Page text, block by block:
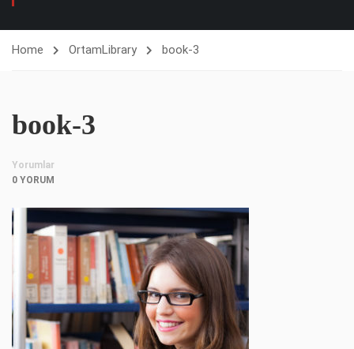
Home OrtamLibrary book-3
book-3
Yorumlar
0 YORUM